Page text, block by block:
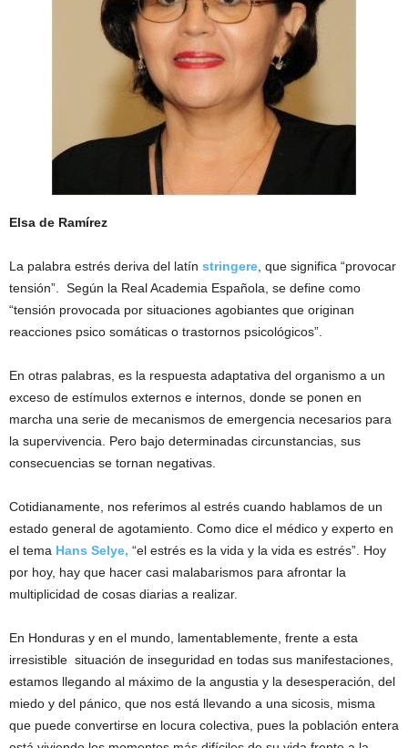
Elsa de Ramírez
La palabra estrés deriva del latín stringere , que significa “provocar
tensión”. Según la Real Academia Española, se define como
“tensión provocada por situaciones agobiantes que originan
reacciones psico somáticas o trastornos psicológicos”.
En otras palabras, es la respuesta adaptativa del organismo a un
exceso de estímulos externos e internos, donde se ponen en
marcha una serie de mecanismos de emergencia necesarios para
la supervivencia. Pero bajo determinadas circunstancias, sus
consecuencias se tornan negativas.
Cotidianamente, nos referimos al estrés cuando hablamos de un
estado general de agotamiento. Como dice el médico y experto en
el tema Hans Selye, “el estrés es la vida y la vida es estrés”. Hoy
por hoy, hay que hacer casi malabarismos para afrontar la
multiplicidad de cosas diarias a realizar.
En Honduras y en el mundo, lamentablemente, frente a esta
irresistible situación de inseguridad en todas sus manifestaciones,
estamos llegando al máximo de la angustia y la desesperación, del
miedo y del pánico, que nos está llevando a una sicosis, misma
que puede convertirse en locura colectiva, pues la población entera